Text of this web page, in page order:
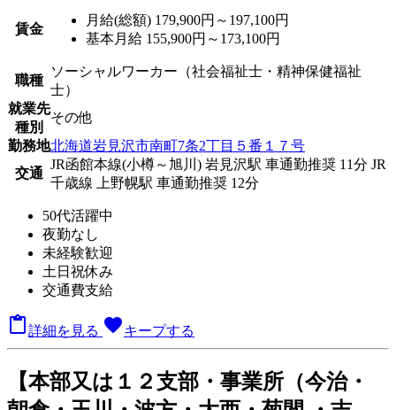
賃金
月給(総額) 179,900円～197,100円
基本月給 155,900円～173,100円
職種
ソーシャルワーカー（社会福祉士・精神保健福祉
士）
就業先
種別
その他
勤務地北海道岩見沢市南町7条2丁目５番１７号
交通
JR函館本線(小樽～旭川) 岩見沢駅 車通勤推奨 11分 JR
千歳線 上野幌駅 車通勤推奨 12分
50代活躍中
夜勤なし
未経験歓迎
土日祝休み
交通費支給
詳細を見る favoriteキープする
【本部又は１２支部・事業所（今治・